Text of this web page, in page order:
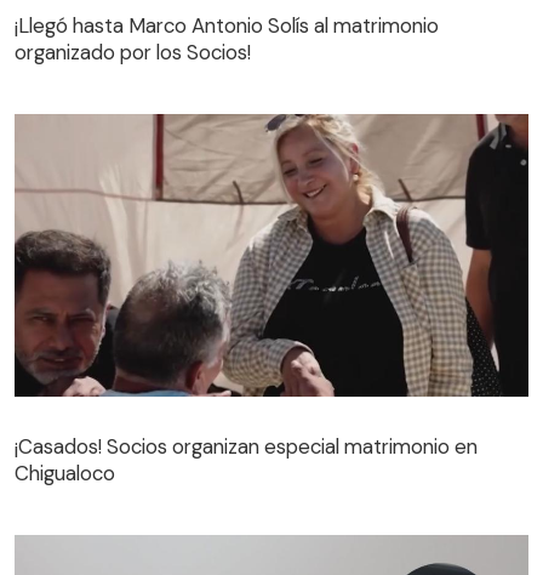
organizado por los Socios!
¡Llegó hasta Marco Antonio Solís al matrimonio
organizado por los Socios!
Chigualoco
¡Casados! Socios organizan especial matrimonio en
Chigualoco